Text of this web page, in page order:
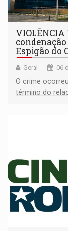
VIOLÊNCIA
Espigão do
Geral 06
O crime
término do